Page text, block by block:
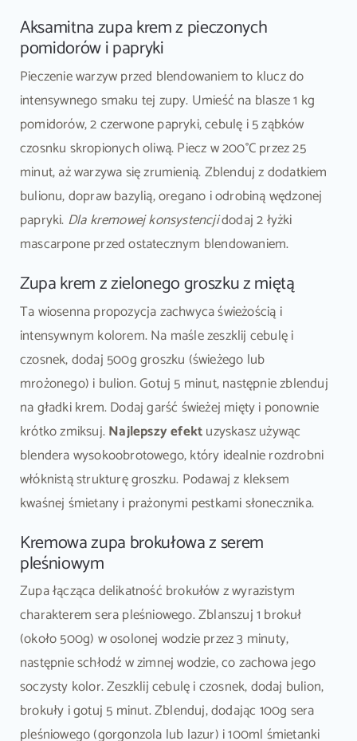
Aksamitna zupa krem z pieczonych
pomidorów i papryki
Pieczenie warzyw przed blendowaniem to klucz do
intensywnego smaku tej zupy. Umieść na blasze 1 kg
pomidorów, 2 czerwone papryki, cebulę i 5 ząbków
czosnku skropionych oliwą. Piecz w 200°C przez 25
minut, aż warzywa się zrumienią. Zblenduj z dodatkiem
bulionu, dopraw bazylią, oregano i odrobiną wędzonej
papryki. Dla kremowej konsystencjidodaj 2 łyżki
mascarpone przed ostatecznym blendowaniem.
Zupa krem z zielonego groszku z miętą
Ta wiosenna propozycja zachwyca świeżością i
intensywnym kolorem. Na maśle zeszklij cebulę i
czosnek, dodaj 500g groszku (świeżego lub
mrożonego) i bulion. Gotuj 5 minut, następnie zblenduj
na gładki krem. Dodaj garść świeżej mięty i ponownie
krótko zmiksuj.Najlepszy efektuzyskasz używąc
blendera wysokoobrotowego, który idealnie rozdrobni
włóknistą strukturę groszku. Podawaj z kleksem
kwaśnej śmietany i prażonymi pestkami słonecznika.
Kremowa zupa brokułowa z serem
pleśniowym
Zupa łącząca delikatność brokułów z wyrazistym
charakterem sera pleśniowego. Zblanszuj 1 brokuł
(około 500g) w osolonej wodzie przez 3 minuty,
następnie schłodź w zimnej wodzie, co zachowa jego
soczysty kolor. Zeszklij cebulę i czosnek, dodaj bulion,
brokuły i gotuj 5 minut. Zblenduj, dodając 100g sera
pleśniowego (gorgonzola lub lazur) i 100ml śmietanki